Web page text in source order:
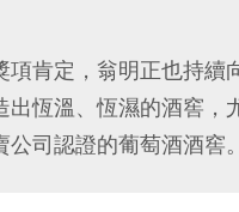
肯定，翁明正也持續
恆溫、恆濕的酒窖，
司認證的葡萄酒酒窖。